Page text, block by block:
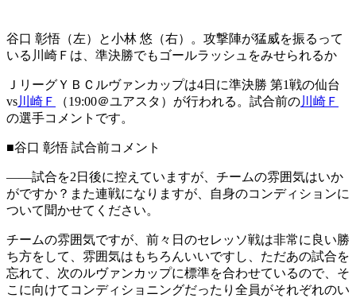
谷口 彰悟（左）と小林 悠（右）。攻撃陣が猛威を振るって
いる川崎Ｆは、準決勝でもゴールラッシュをみせられるか
ＪリーグＹＢＣルヴァンカップは4日に準決勝 第1戦の仙台
vs川崎Ｆ （19:00＠ユアスタ）が行われる。試合前の川崎Ｆ
の選手コメントです。
■谷口 彰悟 試合前コメント
――試合を2日後に控えていますが、チームの雰囲気はいか
がですか？また連戦になりますが、自身のコンディションに
ついて聞かせてください。
チームの雰囲気ですが、前々日のセレッソ戦は非常に良い勝
ち方をして、雰囲気はもちろんいいですし、ただあの試合を
忘れて、次のルヴァンカップに標準を合わせているので、そ
こに向けてコンディショニングだったり全員がそれぞれのい